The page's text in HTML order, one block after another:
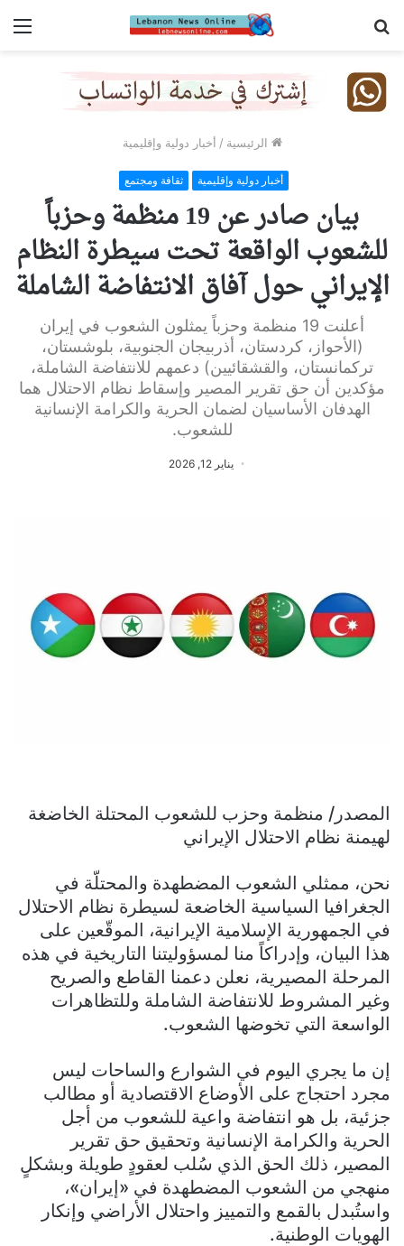
الرئيسية / أخبار دولية وإقليمية
أخبار دولية وإقليمية ثقافة ومجتمع
بيان صادر عن 19 منظمة وحزباً
للشعوب الواقعة تحت سيطرة النظام
الإيراني حول آفاق الانتفاضة الشاملة
أعلنت 19 منظمة وحزباً يمثلون الشعوب في إيران
(الأحواز، كردستان، أذربيجان الجنوبية، بلوشستان،
تركمانستان، والقشقائيين) دعمهم للانتفاضة الشاملة،
مؤكدين أن حق تقرير المصير وإسقاط نظام الاحتلال هما
الهدفان الأساسيان لضمان الحرية والكرامة الإنسانية
للشعوب.
يناير 12, 2026
المصدر/ منظمة وحزب للشعوب المحتلة الخاضغة
لهيمنة نظام الاحتلال الإيراني
نحن، ممثلي الشعوب المضطهدة والمحتلّة في
الجغرافيا السياسية الخاضعة لسيطرة نظام الاحتلال
في الجمهورية الإسلامية الإيرانية، الموقّعين على
هذا البيان، وإدراكاً منا لمسؤوليتنا التاريخية في هذه
المرحلة المصيرية، نعلن دعمنا القاطع والصريح
وغير المشروط للانتفاضة الشاملة وللتظاهرات
الواسعة التي تخوضها الشعوب.
إن ما يجري اليوم في الشوارع والساحات ليس
مجرد احتجاج على الأوضاع الاقتصادية أو مطالب
جزئية، بل هو انتفاضة واعية للشعوب من أجل
الحرية والكرامة الإنسانية وتحقيق حق تقرير
المصير، ذلك الحق الذي سُلب لعقودٍ طويلة وبشكلٍ
منهجي من الشعوب المضطهدة في «إيران»،
واستُبدل بالقمع والتمييز واحتلال الأراضي وإنكار
الهويات الوطنية.